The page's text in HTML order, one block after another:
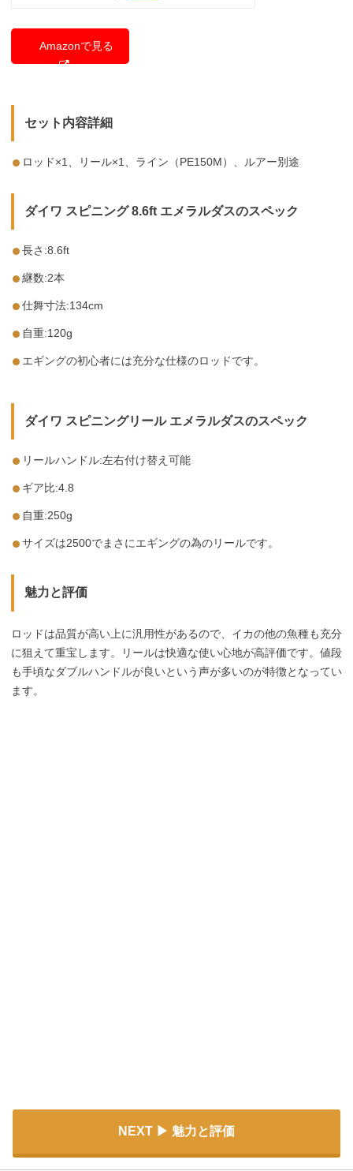
Amazonで見る
セット内容詳細
ロッド×1、リール×1、ライン（PE150M）、ルアー別途
ダイワ スピニング 8.6ft エメラルダスのスペック
長さ:8.6ft
継数:2本
仕舞寸法:134cm
自重:120g
エギングの初心者には充分な仕様のロッドです。
ダイワ スピニングリール エメラルダスのスペック
リールハンドル:左右付け替え可能
ギア比:4.8
自重:250g
サイズは2500でまさにエギングの為のリールです。
魅力と評価
ロッドは品質が高い上に汎用性があるので、イカの他の魚種も充分
に狙えて重宝します。リールは快適な使い心地が高評価です。値段
も手頃なダブルハンドルが良いという声が多いのが特徴となってい
ます。
NEXT 魅力と評価